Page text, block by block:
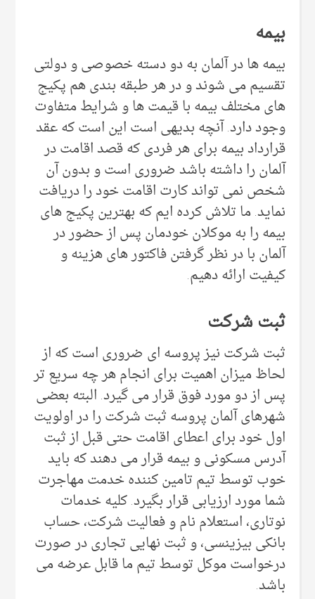
بیمه
بیمه ها در آلمان به دو دسته خصوصی و دولتی
تقسیم می شوند و در هر طبقه بندی هم پکیج
های مختلف بیمه با قیمت ها و شرایط متفاوت
وجود دارد. آنچه بدیهی است این است که عقد
قرارداد بیمه برای هر فردی که قصد اقامت در
آلمان را داشته باشد ضروری است و بدون آن
شخص نمی تواند کارت اقامت خود را دریافت
نماید. ما تلاش کرده ایم که بهترین پکیج های
بیمه را به موکلان خودمان پس از حضور در
آلمان با در نظر گرفتن فاکتور های هزینه و
کیفیت ارائه دهیم.
ثبت شرکت
ثبت شرکت نیز پروسه ای ضروری است که از
لحاظ میزان اهمیت برای انجام هر چه سریع تر
پس از دو مورد فوق قرار می گیرد. البته بعضی
شهرهای آلمان پروسه ثبت شرکت را در اولویت
اول خود برای اعطای اقامت حتی قبل از ثبت
آدرس مسکونی و بیمه قرار می دهند که باید
خوب توسط تیم تامین کننده خدمت مهاجرت
شما مورد ارزیابی قرار بگیرد. کلیه خدمات
نوتاری، استعلام نام و فعالیت شرکت، حساب
بانکی بیزینسی، و ثبت نهایی تجاری در صورت
درخواست موکل توسط تیم ما قابل عرضه می
باشد.